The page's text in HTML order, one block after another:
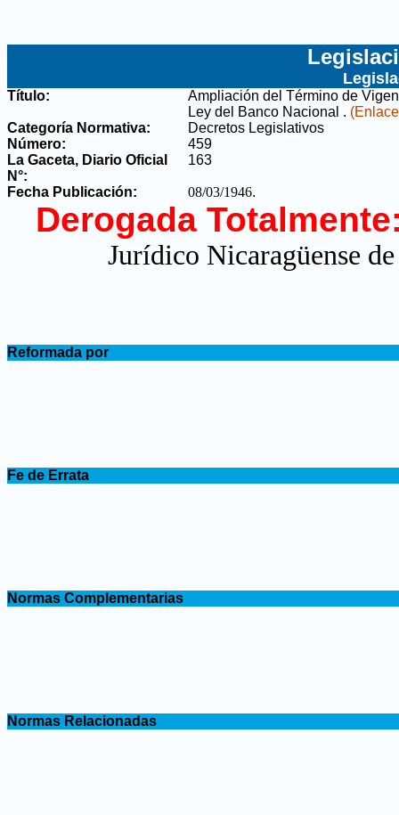
Título:
Ampliación del Término de
Ley del Banco Nacional .
Categoría Normativa:
Decretos Legislativos
Número:
459
La Gaceta, Diario Oficial
N°:
163
Fecha Publicación: 08/03/1946.
Derogada
Jurídico Nicaragüense
Reformada por
Fe de Errata
Normas Complementarias
Normas Relacionadas